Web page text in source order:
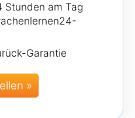
Stunden am Tag
Garantie
»